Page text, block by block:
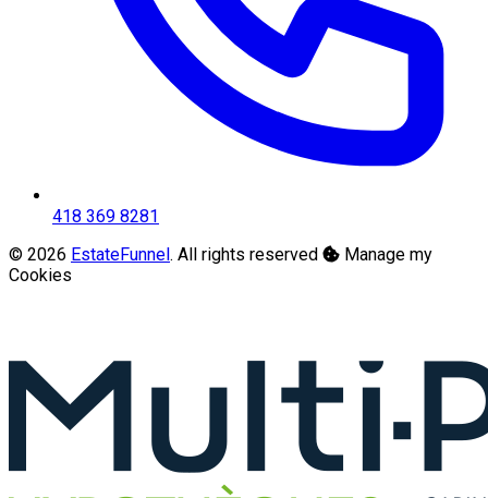
418 369 8281
© 2026 EstateFunnel. All rights reserved
Manage my
Cookies